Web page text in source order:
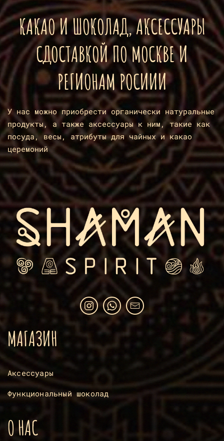
КАКАО И ШОКОЛАД, АКСЕССУАРЫ
СДОСТАВКОЙ ПО МОСКВЕ И
РЕГИОНАМ РОСИИИ
У нас можно приобрести органически натуральные
продукты, а также аксессуары к ним, такие как
посуда, весы, атрибуты для чайных и какао
церемоний
МАГАЗИН
Аксессуары
Функциональный шоколад
О НАС